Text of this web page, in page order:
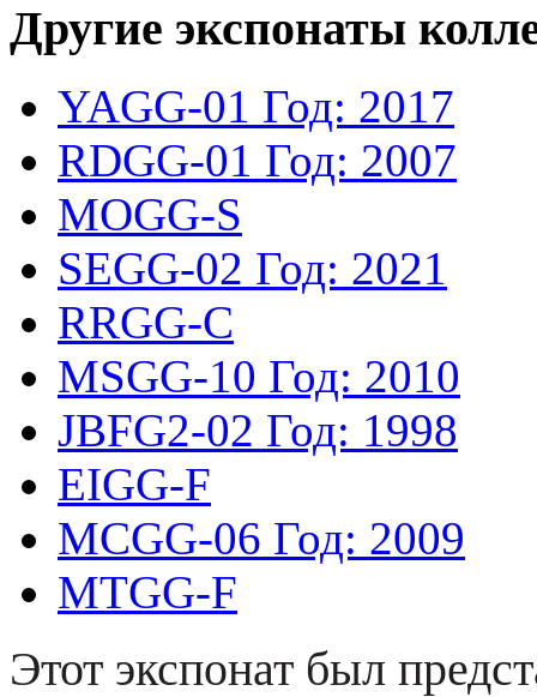
Другие экспонаты
YAGG-01 Год: 2017
RDGG-01 Год: 2007
MOGG-S
SEGG-02 Год: 2021
RRGG-C
MSGG-10 Год: 2010
JBFG2-02 Год: 1998
EIGG-F
MCGG-06 Год: 2009
MTGG-F
Этот экспонат был